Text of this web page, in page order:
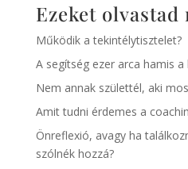
Ezeket olvastad
Működik a tekintélytisztelet?
A segítség ezer arca hamis
Nem annak születtél, aki
Amit tudni érdemes a
Önreflexió, avagy ha
szólnék hozzá?